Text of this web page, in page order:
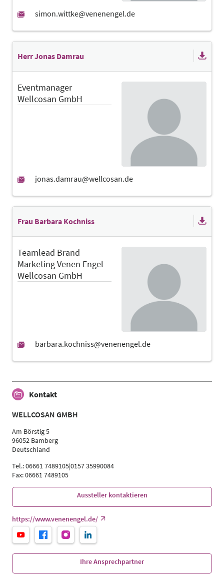
Herr Jonas Damrau
Eventmanager
Wellcosan GmbH
Frau Barbara Kochniss
Teamlead Brand
Marketing Venen Engel
Wellcosan GmbH
Kontakt
WELLCOSAN GMBH
Am Börstig 5
96052 Bamberg
Deutschland
Tel.: 06661 7489105|0157 35990084
Fax: 06661 7489105
Aussteller kontaktieren
https://www.venenengel.de/
Ihre Ansprechpartner